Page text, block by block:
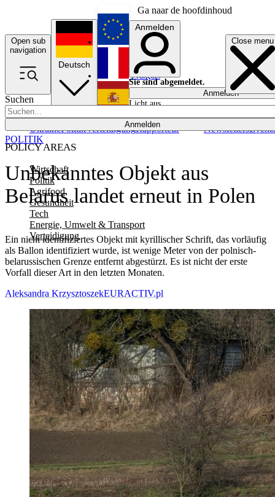
Ga naar de hoofdinhoud
Open sub
navigation
Close menu
Suchen
Anmelden
POLICY AREAS
Wirtschaft
Politik
Agrifood
Gesundheit
Tech
Energie, Umwelt & Transport
Verteidigung
UkrainePolitikVerteidigungRapporteur NewslettersEvents
Deutsch
English
Français
Anmelden
Sie sind abgemeldet.
Anmelden
Licht aus
Unbekanntes Objekt aus
Belarus landet erneut in Polen
Ein nicht identifiziertes Objekt mit kyrillischer Schrift, das vorläufig
als Ballon identifiziert wurde, ist wenige Meter von der polnisch-
belarussischen Grenze entfernt abgestürzt. Es ist nicht der erste
Vorfall dieser Art in den letzten Monaten.
POLITIK
Aleksandra KrzysztoszekEURACTIV.pl